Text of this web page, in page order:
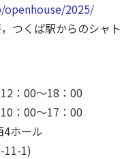
2025/
くば駅からのシャト
：00～18：00
～17：00
ホール
1)